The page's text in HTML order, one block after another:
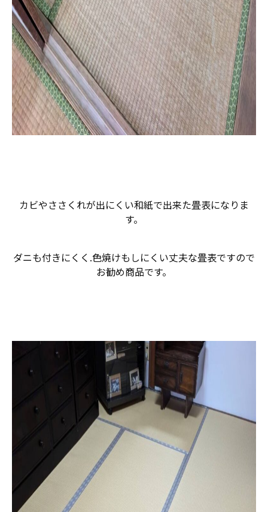
カビやささくれが出にくい和紙で出来た畳表になりま
す。
ダニも付きにくく.色焼けもしにくい丈夫な畳表ですので
お勧め商品です。